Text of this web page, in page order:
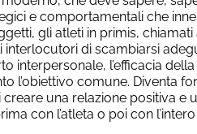
e comportamentali che
gli atleti in primis,
interlocutori di scambiarsi
interpersonale, l’efficacia
l’obiettivo comune. Diventa
una relazione positiva e
con l’atleta o poi con